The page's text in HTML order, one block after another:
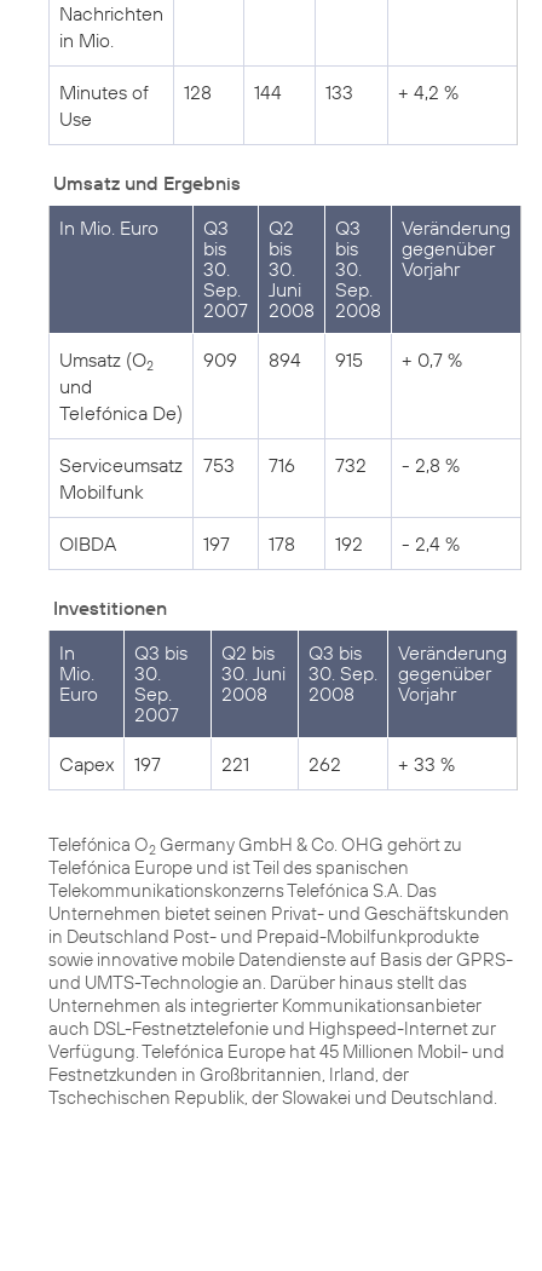
Nachrichten
in Mio.
Minutes of
Use
128 144 133 + 4,2 %
Umsatz und Ergebnis
In Mio. Euro
Q3
bis
30.
Sep.
2007
Q2
bis
30.
Juni
2008
Q3
bis
30.
Sep.
2008
Veränderung
gegenüber
Vorjahr
Umsatz (O2
und
Telefónica De)
909 894 915 + 0,7 %
Serviceumsatz
Mobilfunk
753 716 732 - 2,8 %
OIBDA 197 178 192 - 2,4 %
Investitionen
In
Mio.
Euro
Q3 bis
30.
Sep.
2007
Q2 bis
30. Juni
2008
Q3 bis
30. Sep.
2008
Veränderung
gegenüber
Vorjahr
Capex 197 221 262 + 33 %
Telefónica O2 Germany GmbH & Co. OHG gehört zu
Telefónica Europe und ist Teil des spanischen
Telekommunikationskonzerns Telefónica S.A. Das
Unternehmen bietet seinen Privat- und Geschäftskunden
in Deutschland Post- und Prepaid-Mobilfunkprodukte
sowie innovative mobile Datendienste auf Basis der GPRS-
und UMTS-Technologie an. Darüber hinaus stellt das
Unternehmen als integrierter Kommunikationsanbieter
auch DSL-Festnetztelefonie und Highspeed-Internet zur
Verfügung. Telefónica Europe hat 45 Millionen Mobil- und
Festnetzkunden in Großbritannien, Irland, der
Tschechischen Republik, der Slowakei und Deutschland.